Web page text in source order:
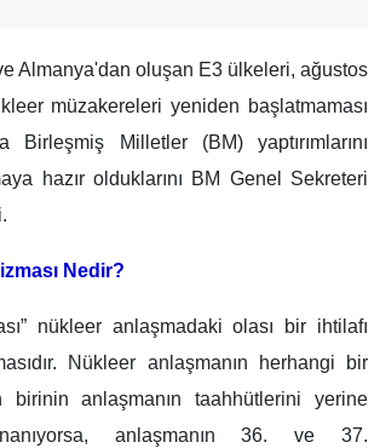
Almanya'dan oluşan E3 ülkeleri, ağustos
müzakereleri yeniden başlatmaması
Birleşmiş Milletler (BM) yaptırımlarını
hazır olduklarını BM Genel Sekreteri
Nedir?
nükleer anlaşmadaki olası bir ihtilafı
Nükleer anlaşmanın herhangi bir
birinin anlaşmanın taahhütlerini yerine
anlaşmanın 36. ve 37.